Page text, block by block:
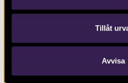
Tillåt
Avvisa